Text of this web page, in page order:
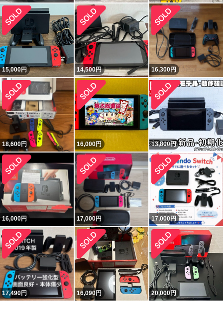
15,000円 14,500円 16,300円
18,600円 16,000円 13,800円
16,000円 17,000円 17,000円
17,490円 16,090円 20,000円